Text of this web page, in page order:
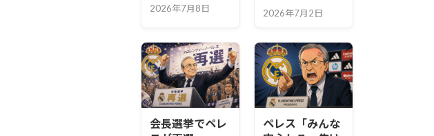
2026年7月8日 2026年7月2日
会長選挙でペレ
ペレス「みんな